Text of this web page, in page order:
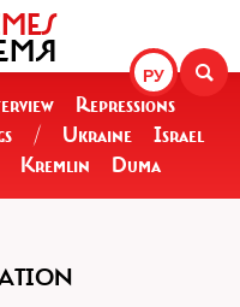
РУ
Repressions
/ Ukraine
Israel
Kremlin Duma